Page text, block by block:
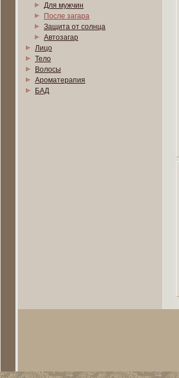
Для мужчин
После загара
Защита от солнца
Автозагар
Лицо
Тело
Волосы
Ароматерапия
БАД